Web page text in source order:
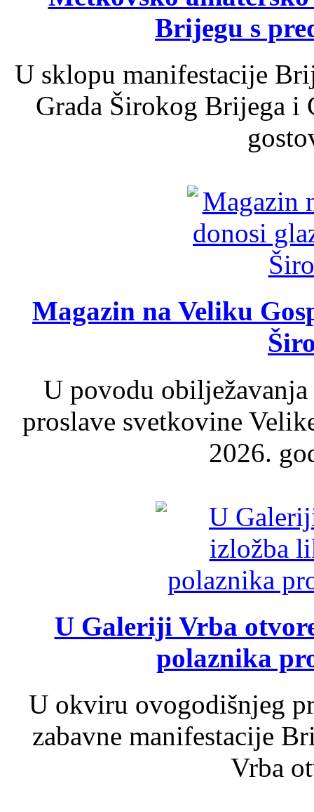
Brijegu s
U sklopu manifestacije
Grada Širokog Brijega
Magazin na Veliku
U povodu
proslave svetkovine
2026.
U Galeriji Vrba
polaznika
U okviru ovogodišnjeg
zabavne manifestacije
Vrba